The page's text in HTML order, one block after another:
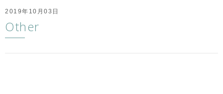
2019年10月03日
Other